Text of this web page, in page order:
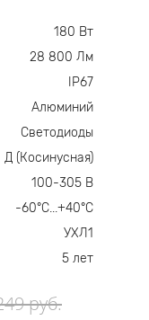
руб.
180 Вт
28 800 Лм
IP67
Алюминий
Светодиоды
Д (Косинусная)
100-305 В
-60°С...+40°С
УХЛ1
5 лет